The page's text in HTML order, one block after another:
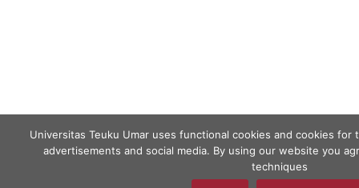
Universitas Teuku Umar uses functional cookies and cookies
advertisements and social media. By using our website you
techniques